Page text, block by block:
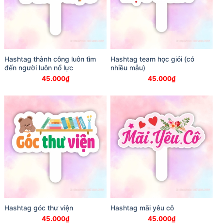
Hashtag thành công luôn tìm
đến người luôn nổ lực
45.000₫
Hashtag team học giỏi (có
nhiều mẫu)
45.000₫
Hashtag góc thư viện
45.000₫
Hashtag mãi yêu cô
45.000₫